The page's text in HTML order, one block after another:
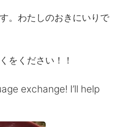
。わたしのおきにいりで
をください！！
exchange! I’ll help